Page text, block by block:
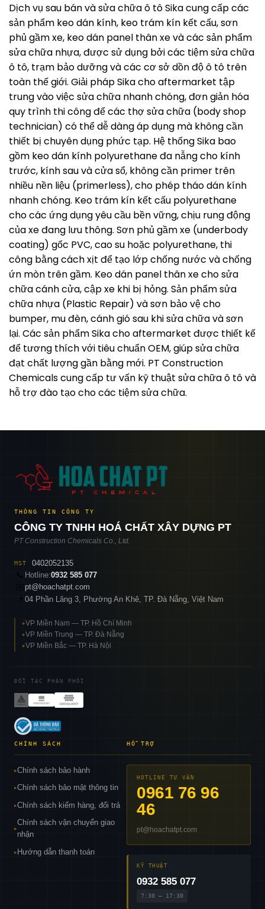
Dịch vụ sau bán và sửa chữa ô tô Sika cung cấp các
sản phẩm keo dán kính, keo trám kín kết cấu, sơn
phủ gầm xe, keo dán panel thân xe và các sản phẩm
sửa chữa nhựa, được sử dụng bởi các tiệm sửa chữa
ô tô, trạm bảo dưỡng và các cơ sở dồn độ ô tô trên
toàn thế giới. Giải pháp Sika cho aftermarket tập
trung vào việc sửa chữa nhanh chóng, đơn giản hóa
quy trình thi công để các thợ sửa chữa (body shop
technician) có thể dễ dàng áp dụng mà không cần
thiết bị chuyên dụng phức tạp. Hệ thống Sika bao
gồm keo dán kính polyurethane đa nẫng cho kính
trước, kính sau và cửa sổ, không cần primer trên
nhiều nền liệu (primerless), cho phép tháo dán kính
nhanh chóng. Keo trám kín kết cấu polyurethane
cho các ứng dụng yêu cầu bền vững, chịu rung động
của xe đang lưu thông. Sơn phủ gầm xe (underbody
coating) gốc PVC, cao su hoặc polyurethane, thi
công bằng cách xịt để tạo lớp chống nước và chống
ứn mòn trên gầm. Keo dán panel thân xe cho sửa
chữa cánh cửa, cập xe khi bị hỏng. Sản phẩm sửa
chữa nhựa (Plastic Repair) và sơn bảo vệ cho
bumper, mu đèn, cánh gió sau khi sửa chữa và sơn
lại. Các sản phẩm Sika cho aftermarket được thiết kế
để tương thích với tiêu chuẩn OEM, giúp sửa chữa
đạt chất lượng gần bằng mới. PT Construction
Chemicals cung cấp tư vấn kỹ thuật sửa chữa ô tô và
hỗ trợ đào tạo cho các tiệm sửa chữa.
THÔNG TIN CÔNG TY
CÔNG TY TNHH HOÁ CHẤT XÂY DỰNG PT
PT Construction Chemicals Co., Ltd.
MST
0402052135
📞 Hotline:0932 585 077
pt@hoachatpt.com
📍 04 Phần Lăng 3, Phường An Khê, TP. Đà Nẵng, Việt Nam
▸VP Miền Nam — TP. Hồ Chí Minh
▸VP Miền Trung — TP. Đà Nẵng
▸VP Miền Bắc — TP. Hà Nội
ĐỐI TÁC PHÂN PHỐI
CHÍNH SÁCH
▸Chính sách bảo hành
▸Chính sách bảo mật thông tin
▸Chính sách kiểm hàng, đổi trả
▸
Chính sách vận chuyển giao
nhận
▸ Hướng dẫn thanh toán
HỖ TRỢ
HOTLINE TƯ VẤN
0961 76 96
46
pt@hoachatpt.com
KỸ THUẬT
0932 585 077
7:30 – 17:30